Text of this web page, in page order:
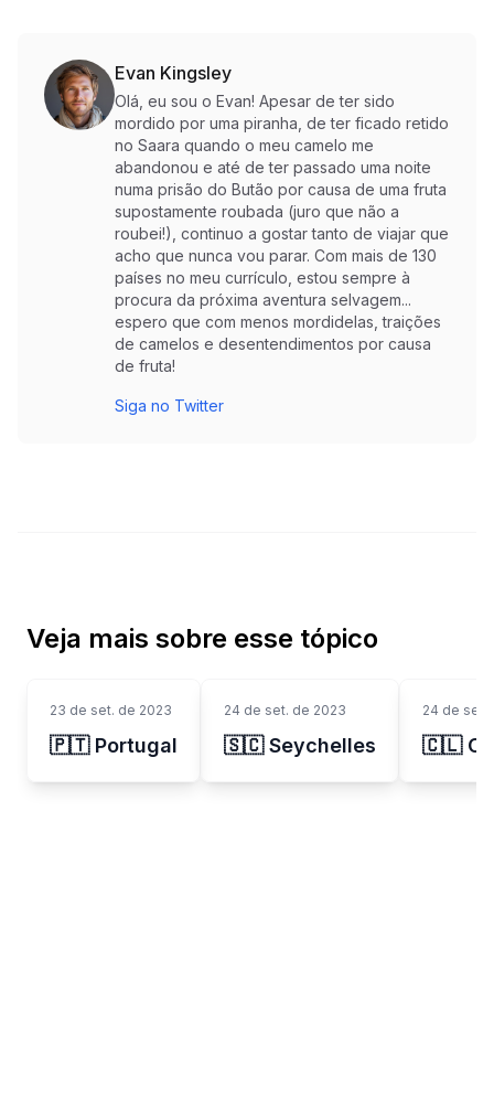
Evan Kingsley
Olá, eu sou o Evan! Apesar de ter sido
mordido por uma piranha, de ter ficado retido
no Saara quando o meu camelo me
abandonou e até de ter passado uma noite
numa prisão do Butão por causa de uma fruta
supostamente roubada (juro que não a
roubei!), continuo a gostar tanto de viajar que
acho que nunca vou parar. Com mais de 130
países no meu currículo, estou sempre à
procura da próxima aventura selvagem...
espero que com menos mordidelas, traições
de camelos e desentendimentos por causa
de fruta!
Siga no Twitter
Veja mais sobre esse tópico
23 de set. de 2023
🇵🇹 Portugal
24 de set. de 2023
🇸🇨 Seychelles
24 de set.
🇨🇱